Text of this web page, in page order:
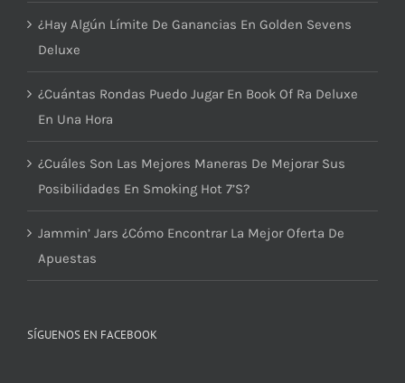
¿Hay Algún Límite De Ganancias En Golden Sevens
Deluxe
¿Cuántas Rondas Puedo Jugar En Book Of Ra Deluxe
En Una Hora
¿Cuáles Son Las Mejores Maneras De Mejorar Sus
Posibilidades En Smoking Hot 7’S?
Jammin’ Jars ¿Cómo Encontrar La Mejor Oferta De
Apuestas
SÍGUENOS EN FACEBOOK